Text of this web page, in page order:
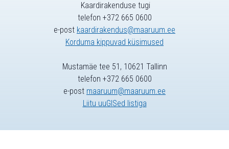
Kaardirakenduse tugi
telefon +372 665 0600
e-post kaardirakendus@maaruum.ee
Korduma kippuvad küsimused
Mustamäe tee 51, 10621 Tallinn
telefon +372 665 0600
e-post maaruum@maaruum.ee
Liitu uuGISed listiga